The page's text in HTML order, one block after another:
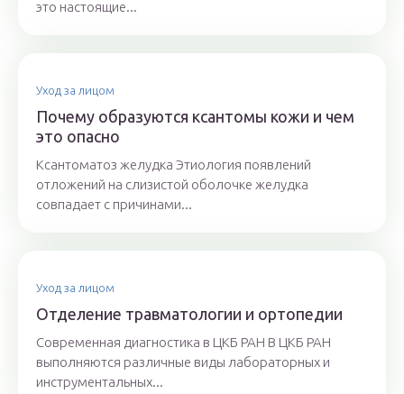
это настоящие...
Уход за лицом
Почему образуются ксантомы кожи и чем
это опасно
Ксантоматоз желудка Этиология появлений
отложений на слизистой оболочке желудка
совпадает с причинами...
Уход за лицом
Отделение травматологии и ортопедии
Современная диагностика в ЦКБ РАН В ЦКБ РАН
выполняются различные виды лабораторных и
инструментальных...